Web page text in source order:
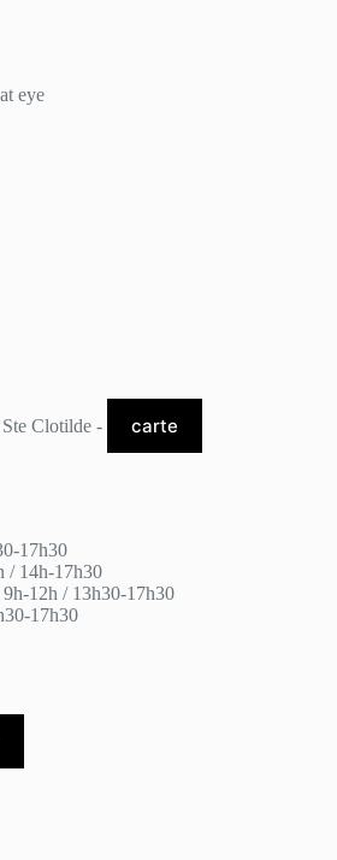
eye
Ste Clotilde - carte
17h30
/ 14h-17h30
12h / 13h30-17h30
17h30